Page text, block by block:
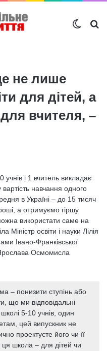
не лише
для дітей, а
вчителя, –
і 1 вчитель викладає
навчання одного
в Україні – до 15 тисяч
а отримуємо гіршу
використати саме на
Міністр освіти і науки Лілія
Івано-Франківської
Ярослава Осмомисла
– понизити ступінь або
що ми відповідальні
5-10 учнів, один
цей випускник не
проектуєте його чи її
ця школа – для дітей чи